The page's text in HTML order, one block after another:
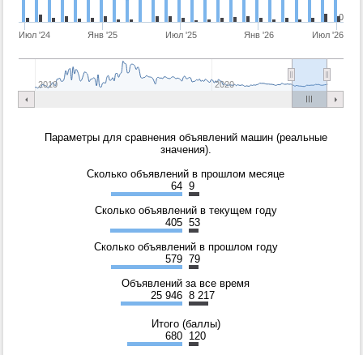
Июл '24 Янв '25 Июл '25 Янв '26 Июл '26
2010 2020
0
Параметры для сравнения объявлений машин (реальные
значения).
Сколько объявлений в прошлом месяце
64 9
Сколько объявлений в текущем году
405 53
Сколько объявлений в прошлом году
579 79
Объявлений за все время
25 946 8 217
Итого (баллы)
680 120